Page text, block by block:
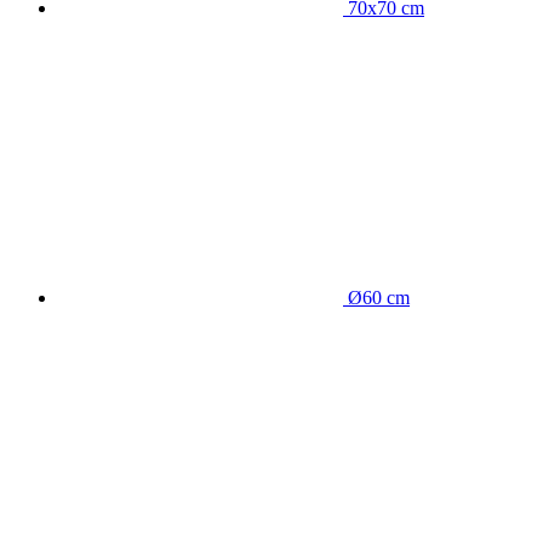
70x70 cm
Ø60 cm